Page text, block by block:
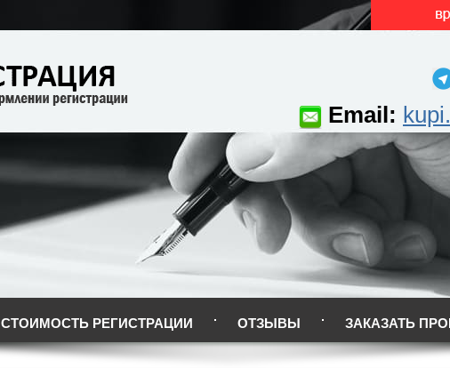
Email:
СТОИМОСТЬ РЕГИСТРАЦИИ ОТЗЫВЫ ЗАКАЗАТЬ